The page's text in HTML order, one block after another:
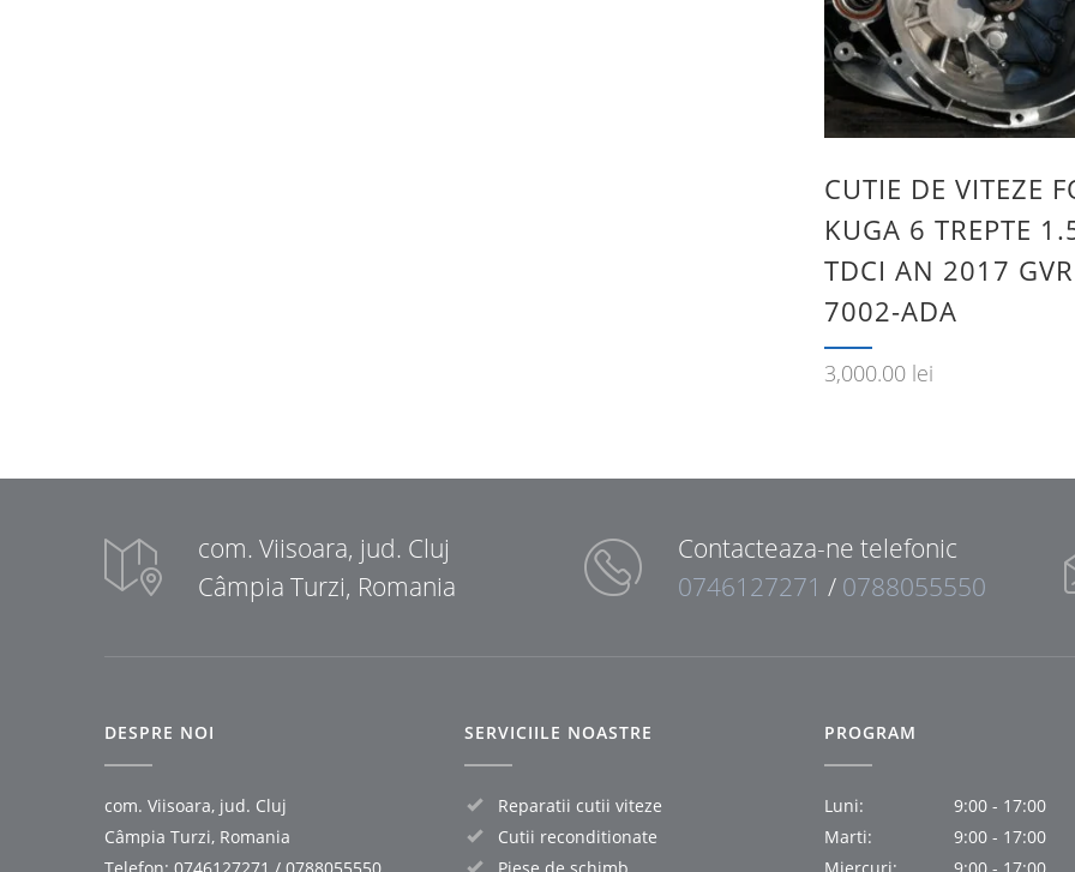
CUTIE DE VITEZE
KUGA 6 TREPTE
TDCI AN 2017
7002-ADA
3,000.00 lei
com. Viisoara, jud. Cluj
Câmpia Turzi, Romania
Contacteaza-ne telefonic
0746127271 / 0788055550
DESPRE NOI
com. Viisoara, jud. Cluj
Câmpia Turzi, Romania
SERVICIILE NOASTRE
Reparatii cutii viteze
Cutii reconditionate
PROGRAM
Luni:
9:00 - 17:00
Marti:
9:00 - 17:00